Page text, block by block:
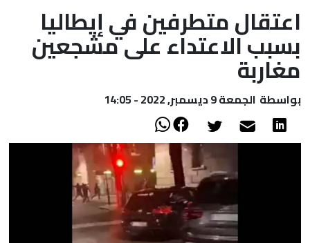
أعمدة
الصحراء
اعتقال متطرفين في إيطاليا
بسبب الاعتداء على مشجعين
مغاربة
بواسطة الجمعة 9 ديسمبر, 2022 - 14:05